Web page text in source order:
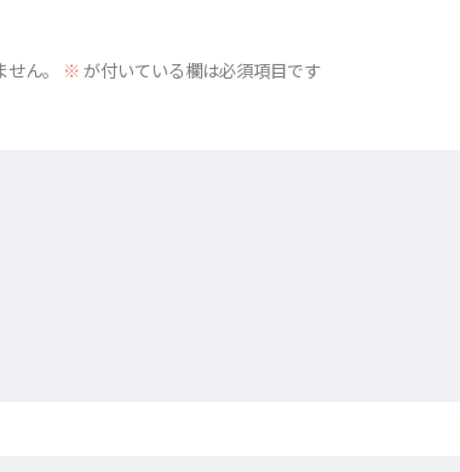
ん。 ※が付いている欄は必須項目です